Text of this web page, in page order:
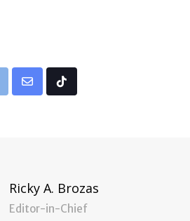
Share Tiktok
Ricky A. Brozas
Editor-in-Chief